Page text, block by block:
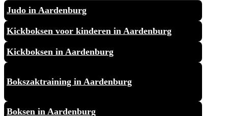
Judo in Aardenburg
Kickboksen voor kinderen in Aardenburg
Kickboksen in Aardenburg
Bokszaktraining in Aardenburg
Boksen in Aardenburg